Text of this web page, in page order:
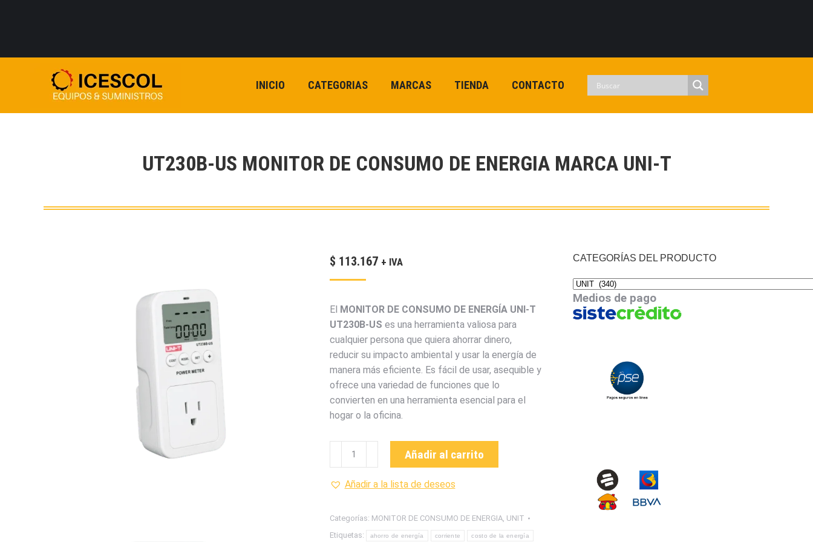
INICIO CATEGORIAS MARCAS TIENDA CONTACTO
UT230B-US MONITOR DE CONSUMO DE ENERGIA MARCA UNI-T
$ 113.167 + IVA
El MONITOR DE CONSUMO DE ENERGÍA UNI-T
UT230B-US es una herramienta valiosa para
cualquier persona que quiera ahorrar dinero,
reducir su impacto ambiental y usar la energía de
manera más eficiente. Es fácil de usar, asequible y
ofrece una variedad de funciones que lo
convierten en una herramienta esencial para el
hogar o la oficina.
UT230B-
MONITOR
DE
ENERGIA
Añadir al carrito
Añadir a la lista de deseos
Categorías: MONITOR DE CONSUMO DE ENERGIA, UNIT
Etiquetas:
ahorro de energía corriente costo de la energía
CATEGORÍAS DEL PRODUCTO
Medios de pago